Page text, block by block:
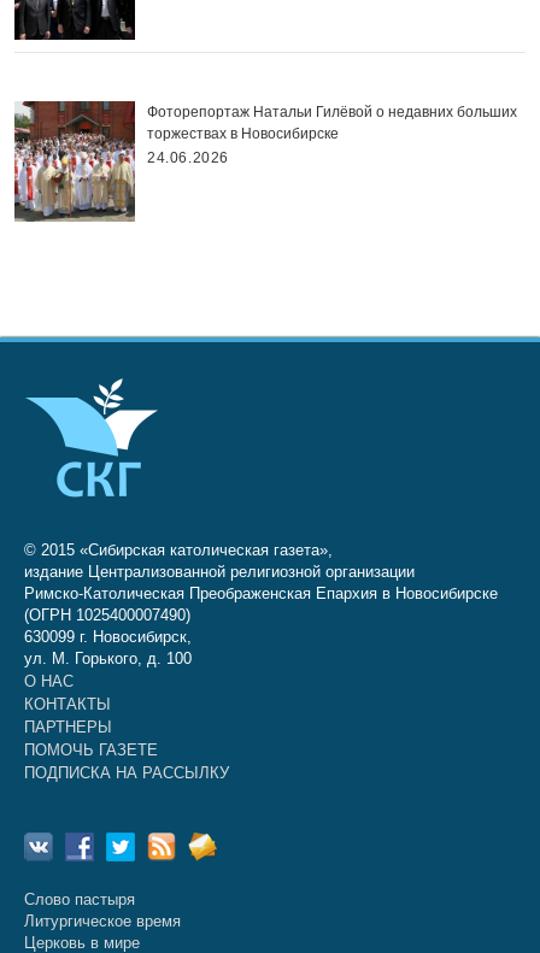
Фоторепортаж Натальи Гилёвой о недавних больших
торжествах в Новосибирске
24.06.2026
© 2015 «Сибирская католическая газета»,
издание Централизованной религиозной организации
Римско-Католическая Преображенская Епархия в Новосибирске
(ОГРН 1025400007490)
630099 г. Новосибирск,
ул. М. Горького, д. 100
О НАС
КОНТАКТЫ
ПАРТНЕРЫ
ПОМОЧЬ ГАЗЕТЕ
ПОДПИСКА НА РАССЫЛКУ
Слово пастыря
Литургическое время
Церковь в мире